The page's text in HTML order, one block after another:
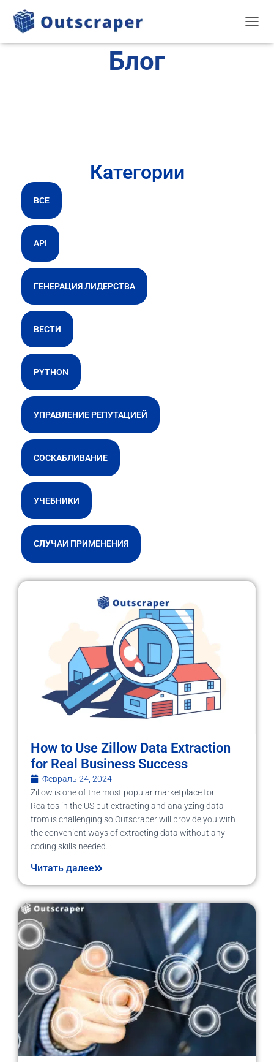
Блог
Категории
ВСЕ
API
ГЕНЕРАЦИЯ ЛИДЕРСТВА
ВЕСТИ
PYTHON
УПРАВЛЕНИЕ РЕПУТАЦИЕЙ
СОСКАБЛИВАНИЕ
УЧЕБНИКИ
СЛУЧАИ ПРИМЕНЕНИЯ
How to Use Zillow Data Extraction
for Real Business Success
Февраль 24, 2024
Zillow is one of the most popular marketplace for
Realtos in the US but extracting and analyzing data
from is challenging so Outscraper will provide you with
the convenient ways of extracting data without any
coding skills needed.
Читать далее